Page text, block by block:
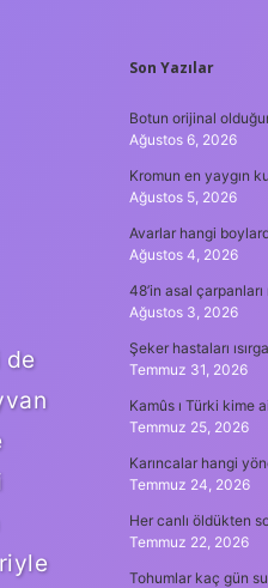
de
Son Yazılar
Botun orijinal
Ağustos 6, 2026
Kromun en yaygın
Ağustos 5, 2026
Avarlar hangi
Ağustos 4, 2026
48’in asal çarpanları
Ağustos 3, 2026
Şeker hastaları
Temmuz 31, 2026
Kamûs ı Türki kime
Temmuz 25, 2026
Karıncalar hangi
Temmuz 24, 2026
Her canlı öldükten
Temmuz 22, 2026
Tohumlar kaç gün